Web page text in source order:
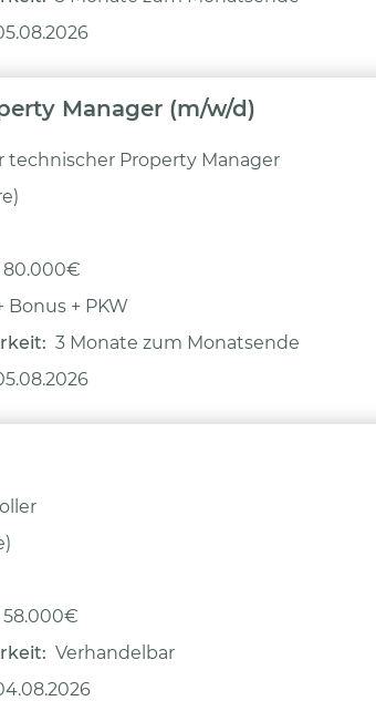
Manager (m/w/d)
technischer Property Manager
80.000€
Bonus + PKW
3 Monate zum Monatsende
58.000€
Verhandelbar